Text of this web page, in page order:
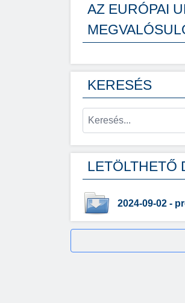
AZ EURÓPAI
KERESÉS
LETÖLTHETŐ
2024-09-02 -